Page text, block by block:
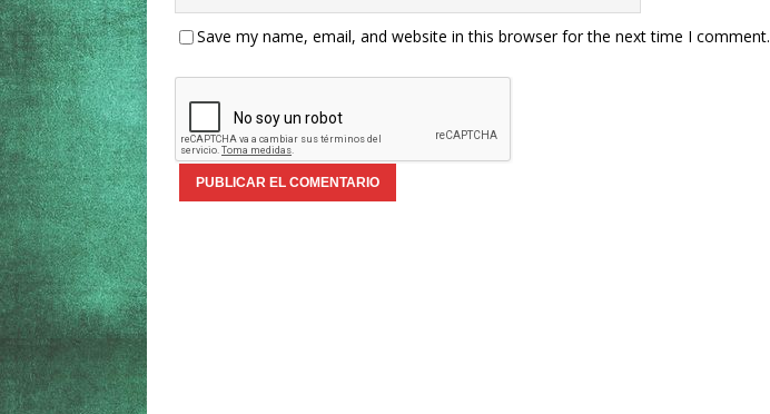
Save my name, email, and website in this browser for the next time I comment.